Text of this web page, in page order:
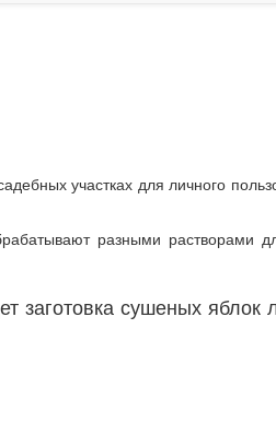
участках для личного
разными растворами
заготовка сушеных яблок